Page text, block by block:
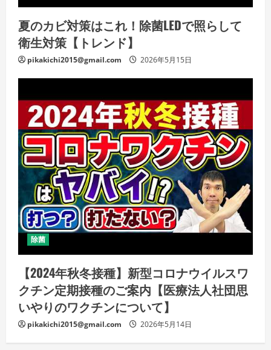
夏のカビ対策はこれ！除菌LEDで照らして
衛生対策【トレンド】
pikakichi2015@gmail.com 2026年5月15日
除菌
【2024年秋冬接種】新型コロナウイルスワ
クチン定期接種のご案内【医療法人社団思
いやりのワクチンについて】
pikakichi2015@gmail.com 2026年5月14日